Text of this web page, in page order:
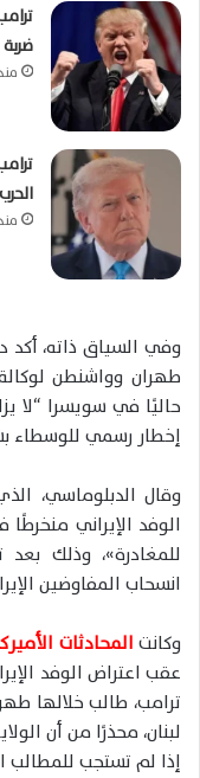
منذ 5
وفي السياق ذاته،
طهران وواشنطن
حاليًا في سويسرا “لا
إخطار رسمي للوسطاء
وقال الدبلوماسي،
الوفد الإيراني
للمغادرة»، وذلك بعد
انسحاب المفاوضين
وكانت المحادثات
عقب اعتراض الوفد
ترامب، طالب خلالها
لبنان، محذرًا من أن
إذا لم تستجب للمطالب